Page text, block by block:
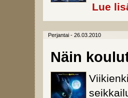
Lue
Perjantai - 26.03.2010
Näin